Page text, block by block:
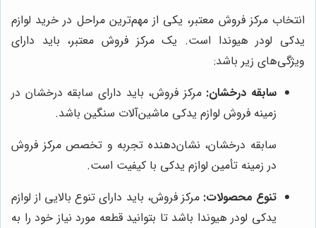
انتخاب مرکز فروش معتبر، یکی از مهم‌ترین مراحل در خرید لوازم
یدکی لودر هیوندا است. یک مرکز فروش معتبر، باید دارای
ویژگی‌های زیر باشد:
سابقه درخشان: مرکز فروش، باید دارای سابقه درخشان در
زمینه فروش لوازم یدکی ماشین‌آلات سنگین باشد.
سابقه درخشان، نشان‌دهنده تجربه و تخصص مرکز فروش
در زمینه تأمین لوازم یدکی با کیفیت است.
تنوع محصولات: مرکز فروش، باید دارای تنوع بالایی از لوازم
یدکی لودر هیوندا باشد تا بتوانید قطعه مورد نیاز خود را به